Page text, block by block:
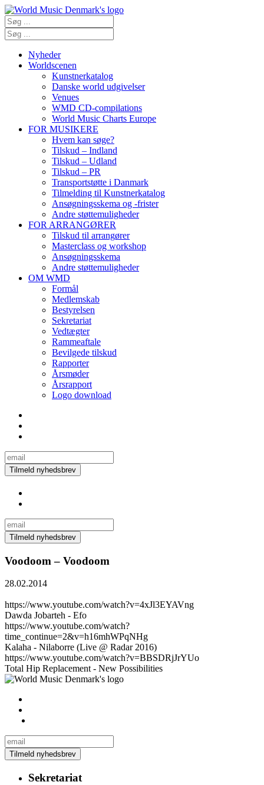
Nyheder
Worldscenen
Kunstnerkatalog
Danske world udgivelser
Venues
WMD CD-compilations
World Music Charts Europe
FOR MUSIKERE
Hvem kan søge?
Tilskud – Indland
Tilskud – Udland
Tilskud – PR
Transportstøtte i Danmark
Tilmelding til Kunstnerkatalog
Ansøgningsskema og -frister
Andre støttemuligheder
FOR ARRANGØRER
Tilskud til arrangører
Masterclass og workshop
Ansøgningsskema
Andre støttemuligheder
OM WMD
Formål
Medlemskab
Bestyrelsen
Sekretariat
Vedtægter
Rammeaftale
Bevilgede tilskud
Rapporter
Årsmøder
Årsrapport
Logo download
Voodoom – Voodoom
28.02.2014
https://www.youtube.com/watch?v=4xJl3EYAVng
Dawda Jobarteh - Efo
https://www.youtube.com/watch?
time_continue=2&v=h16mhWPqNHg
Kalaha - Nilaborre (Live @ Radar 2016)
https://www.youtube.com/watch?v=BBSDRjJrYUo
Total Hip Replacement - New Possibilities
Sekretariat